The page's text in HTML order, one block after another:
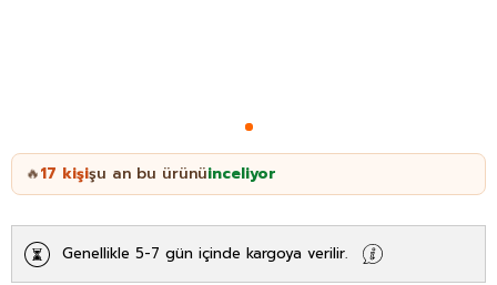
🔥17 kişişu an bu ürünüinceliyor
Genellikle 5-7 gün içinde kargoya verilir.